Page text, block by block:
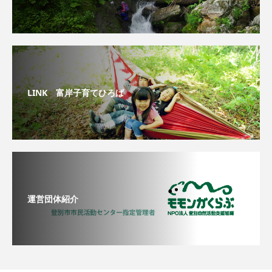
LINK 富岸子育てひろば
運営団体紹介